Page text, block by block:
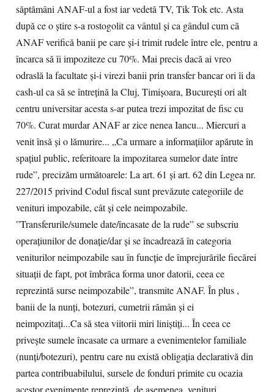
săptămâni ANAF-ul a fost iar vedetă TV, Tik Tok etc. Asta
după ce o știre s-a rostogolit ca vântul și ca gândul cum că
ANAF verifică banii pe care și-i trimit rudele între ele, pentru a
încarca să îi impoziteze cu 70%. Mai precis dacă ai vreo
odraslă la facultate și-i virezi banii prin transfer bancar ori îi da
cash-ul ca să se întrețină la Cluj, Timișoara, București ori alt
centru universitar acesta s-ar putea trezi impozitat de fisc cu
70%. Curat murdar ANAF ar zice nenea Iancu... Miercuri a
venit însă și o lămurire... „Ca urmare a informațiilor apărute în
spațiul public, referitoare la impozitarea sumelor date între
rude”, precizăm următoarele: La art. 61 și art. 62 din Legea nr.
227/2015 privind Codul fiscal sunt prevăzute categoriile de
venituri impozabile, cât și cele neimpozabile.
”Transferurile/sumele date/încasate de la rude” se subscriu
operațiunilor de donație/dar și se încadrează în categoria
veniturilor neimpozabile sau în funcție de împrejurările fiecărei
situații de fapt, pot îmbrăca forma unor datorii, ceea ce
reprezintă surse neimpozabile”, transmite ANAF. În plus ,
banii de la nunți, botezuri, cumetrii rămân și ei
neimpozitați...Ca să stea viitorii miri liniștiți... În ceea ce
privește sumele încasate ca urmare a evenimentelor familiale
(nunți/botezuri), pentru care nu există obligația declarativă din
partea contribuabilului, sursele de fonduri primite cu ocazia